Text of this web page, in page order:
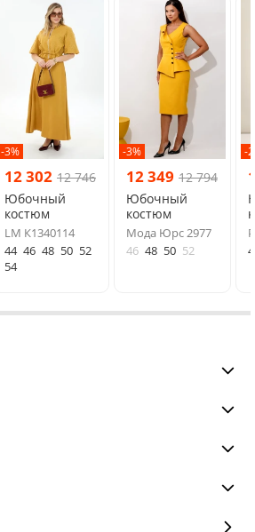
-3%
12 302 12 746
Юбочный
костюм
LM К1340114
44 46 48 50 52
54
-3%
12 349 12 794
Юбочный
костюм
Мода Юрс 2977
46 48 50 52
-